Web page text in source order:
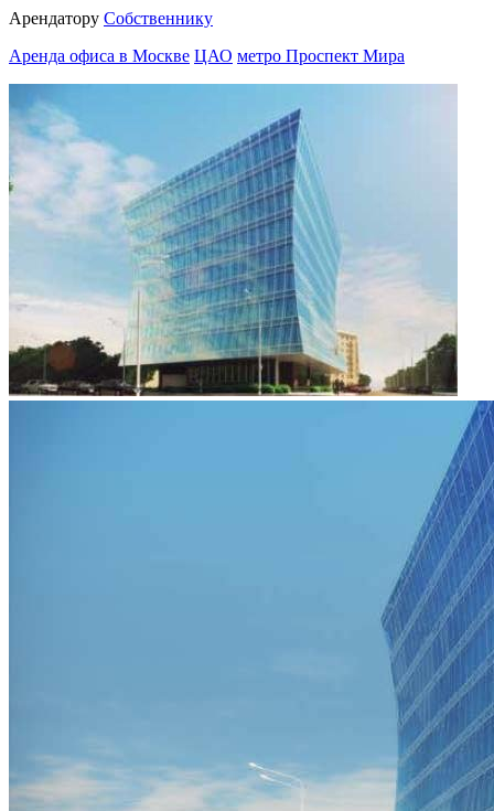
Арендатору Собственнику
Аренда офиса в Москве ЦАО метро Проспект Мира